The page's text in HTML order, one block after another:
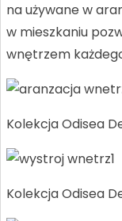
na używane w
w mieszkaniu
wnętrzem
Kolekcja Odisea
Kolekcja Odisea